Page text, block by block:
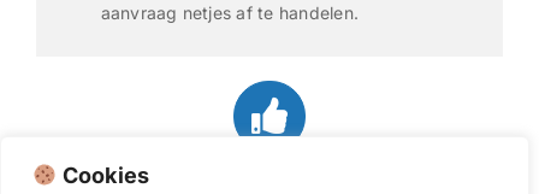
Cookies
aanvraag netjes af te handelen.
Ervaren dakdekkers